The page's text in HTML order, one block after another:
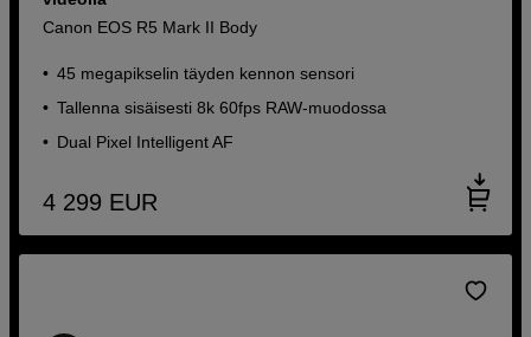
Canon EOS R5 Mark II Body
45 megapikselin täyden kennon sensori
Tallenna sisäisesti 8k 60fps RAW-muodossa
Dual Pixel Intelligent AF
4 299 EUR